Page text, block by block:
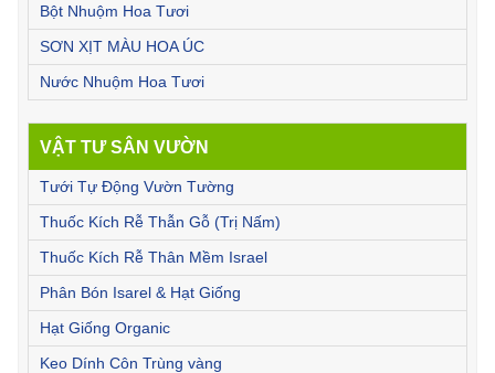
Bột Nhuộm Hoa Tươi
SƠN XỊT MÀU HOA ÚC
Nước Nhuộm Hoa Tươi
VẬT TƯ SÂN VƯỜN
Tưới Tự Động Vườn Tường
Thuốc Kích Rễ Thẫn Gỗ (Trị Nấm)
Thuốc Kích Rễ Thân Mềm Israel
Phân Bón Isarel & Hạt Giống
Hạt Giống Organic
Keo Dính Côn Trùng vàng